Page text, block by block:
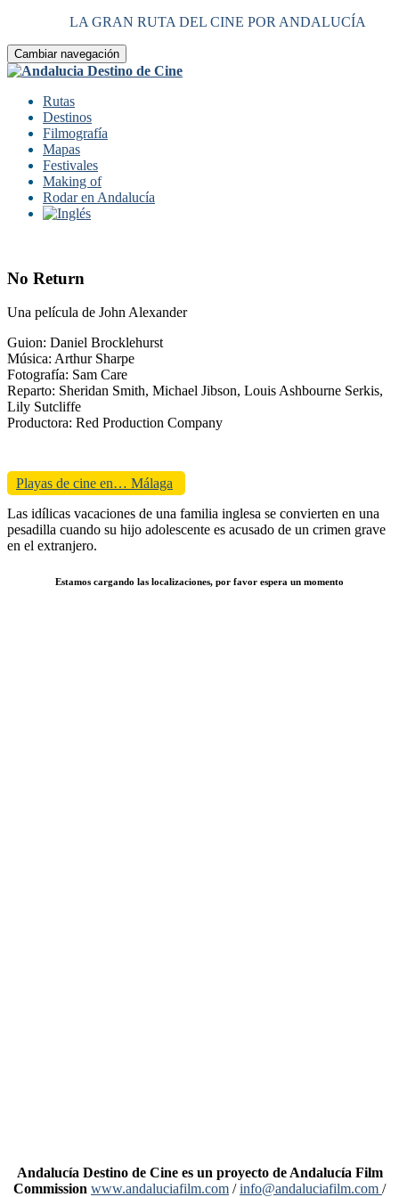
LA GRAN RUTA DEL CINE POR ANDALUCÍA
Cambiar navegación
Rutas
Destinos
Filmografía
Mapas
Festivales
Making of
Rodar en Andalucía
No Return
Una película de John Alexander
Guion: Daniel Brocklehurst
Música: Arthur Sharpe
Fotografía: Sam Care
Reparto: Sheridan Smith, Michael Jibson, Louis Ashbourne Serkis,
Lily Sutcliffe
Productora: Red Production Company
Playas de cine en… Málaga
Las idílicas vacaciones de una familia inglesa se convierten en una
pesadilla cuando su hijo adolescente es acusado de un crimen grave
en el extranjero.
Estamos cargando las localizaciones, por favor espera un momento
Andalucía Destino de Cine es un proyecto de Andalucía Film
Commission www.andaluciafilm.com /info@andaluciafilm.com /